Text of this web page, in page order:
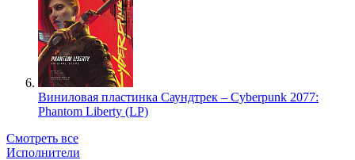
Виниловая пластинка Саундтрек – Cyberpunk 2077:
Phantom Liberty (LP)
Смотреть все
Исполнители